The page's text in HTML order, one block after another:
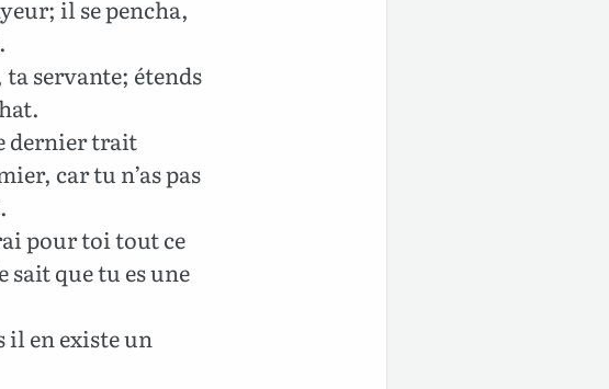
il se pencha,
servante; étends
dernier trait
car tu n’as pas
pour toi tout ce
que tu es une
il en existe un